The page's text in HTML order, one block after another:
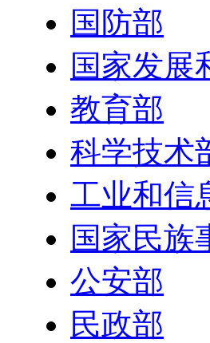
国防部
国家发展
教育部
科学技术
工业和信
国家民族
公安部
民政部